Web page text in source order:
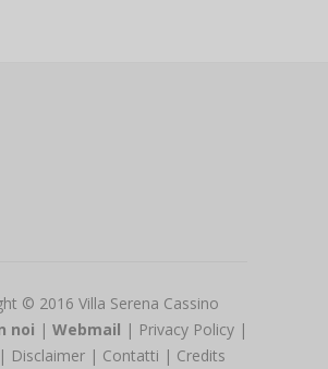
© 2016 Villa Serena Cassino
noi | Webmail | Privacy Policy |
Disclaimer| Contatti | Credits